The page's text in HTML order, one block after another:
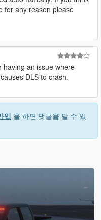
for any reason please
having an issue where
DLS to crash.
입 을 하면 댓글을 달 수 있